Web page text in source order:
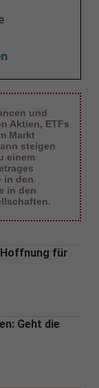
und
Aktien, ETFs
Markt
steigen
einem
in den
in den
für
Geht die